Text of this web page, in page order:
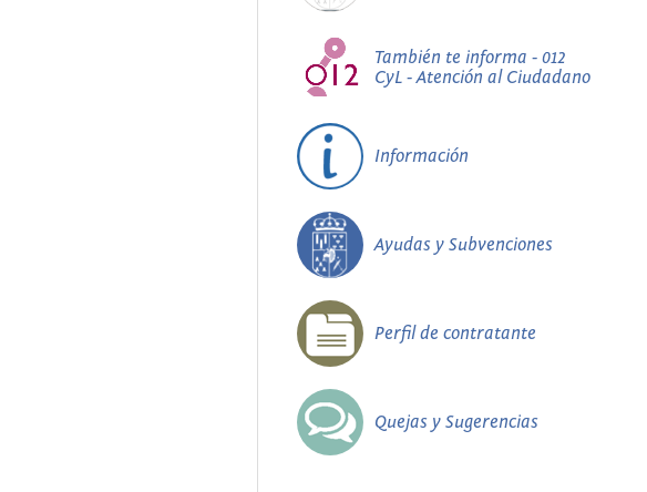
También te informa - 012
CyL - Atención al Ciudadano
Información
Ayudas y Subvenciones
Perfil de contratante
Quejas y Sugerencias